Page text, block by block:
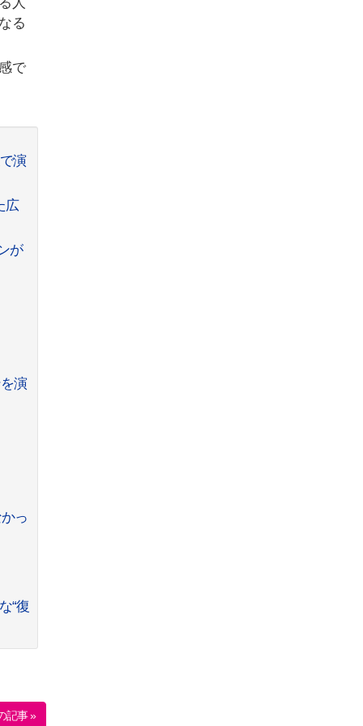
る
で
演
広
が
演
っ
“復
記事 »